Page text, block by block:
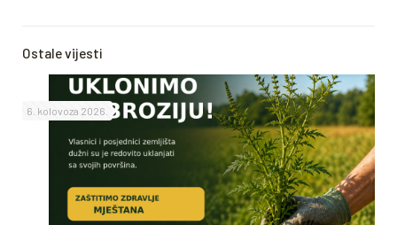
Ostale vijesti
6. kolovoza 2026.